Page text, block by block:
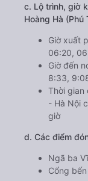
c. Lộ trình, giờ
Hoàng Hà (Phú
Giờ xuất
06:20,
Giờ đến
8:33,
Thời gian
- Hà Nội
giờ
d. Các điểm
Ngã ba
Cổng